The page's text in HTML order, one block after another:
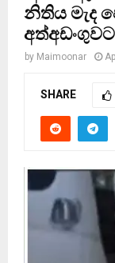
නිතිය මැද
by Maimoonar
SHARE